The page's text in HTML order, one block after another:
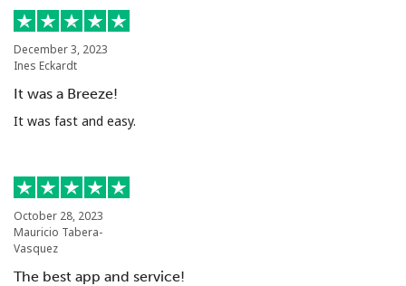
December 3, 2023
Ines Eckardt
It was a Breeze!
It was fast and easy.
October 28, 2023
Mauricio Tabera-
Vasquez
The best app and service!